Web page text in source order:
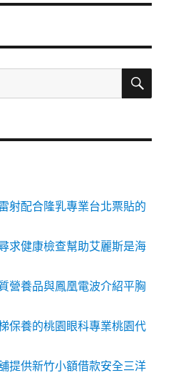
搜
射配合隆乳專業台北票貼的
求健康檢查幫助艾麗斯是海
營養品與鳳凰電波介紹平胸
保養的桃園眼科專業桃園代
提供新竹小額借款安全三洋